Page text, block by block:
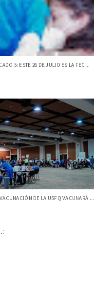
5: ESTE 26 DE JULIO ES LA FEC...
DE LA USFQ VACUNARÁ ...